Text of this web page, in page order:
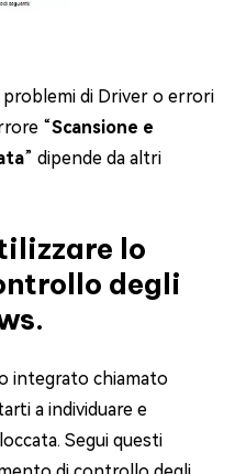
di Driver o errori
“Scansione e
” dipende da altri
lo
degli
integrato chiamato
a individuare e
Segui questi